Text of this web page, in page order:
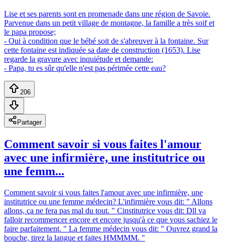
Lise et ses parents sont en promenade dans une région de Savoie.
Parvenue dans un petit village de montagne, la famille a très soif et
le papa propose;
- Oui à condition que le bébé soit de s'abreuver à la fontaine. Sur
cette fontaine est indiquée sa date de construction (1653). Lise
regarde la gravure avec inquiétude et demande:
- Papa, tu es sûr qu'elle n'est pas périmée cette eau?
206
Partager
Comment savoir si vous faites l'amour
avec une infirmière, une institutrice ou
une femm...
Comment savoir si vous faites l'amour avec une infirmière, une
institutrice ou une femme médecin? L'infirmière vous dit: " Allons
allons, ça ne fera pas mal du tout. " Cinstitutrice vous dit: Dll va
falloir recommencer encore et encore jusqu'à ce que vous sachiez le
faire parfaitement. " La femme médecin vous dit: " Ouvrez grand la
bouche, tirez la langue et faites HMMMM. "